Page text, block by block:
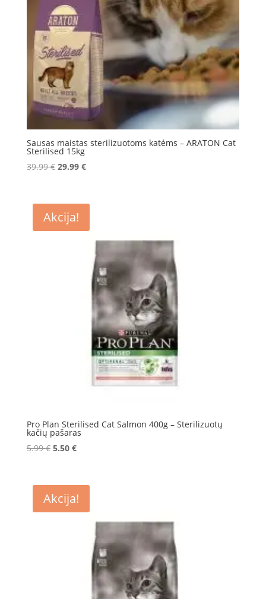
Sausas maistas sterilizuotoms katėms – ARATON Cat
Sterilised 15kg
39.99€ Original
39.99 €.
29.99 €Current
29.99 €.
Akcija!
Pro Plan Sterilised Cat Salmon 400g – Sterilizuotų
kačių pašaras
5.99€ Original
5.99 €.
5.50 €Current
5.50 €.
Akcija!